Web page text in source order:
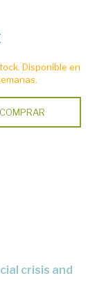
Disponible en
COMPRAR